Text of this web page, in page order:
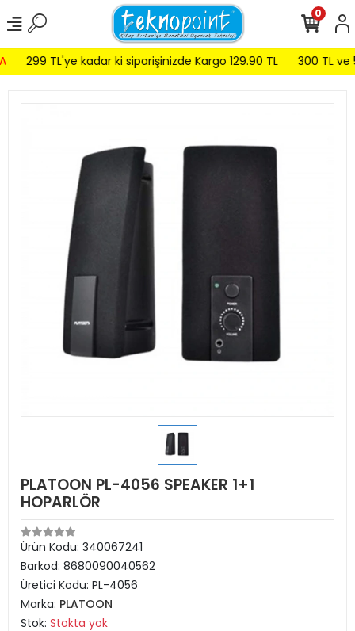
299 TL'ye kadar ki siparişinizde Kargo 129.90 TL 300 TL ve
0
PLATOON PL-4056 SPEAKER 1+1
HOPARLÖR
Ürün Kodu: 340067241
Barkod: 8680090040562
Üretici Kodu: PL-4056
Marka: PLATOON
Stok: Stokta yok